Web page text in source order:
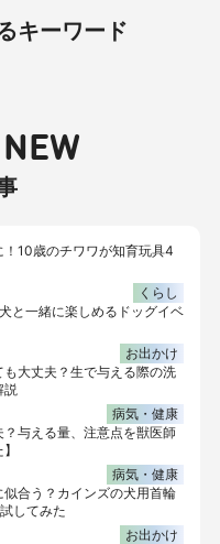
キーワード
10歳のチワワが知育玩具4
くらし
と一緒に楽しめるドッグイベ
お出かけ
大丈夫？生で与える際の洗
説
病気・健康
与える量、注意点を獣医師
病気・健康
合う？カインズの犬用首輪
してみた
お出かけ